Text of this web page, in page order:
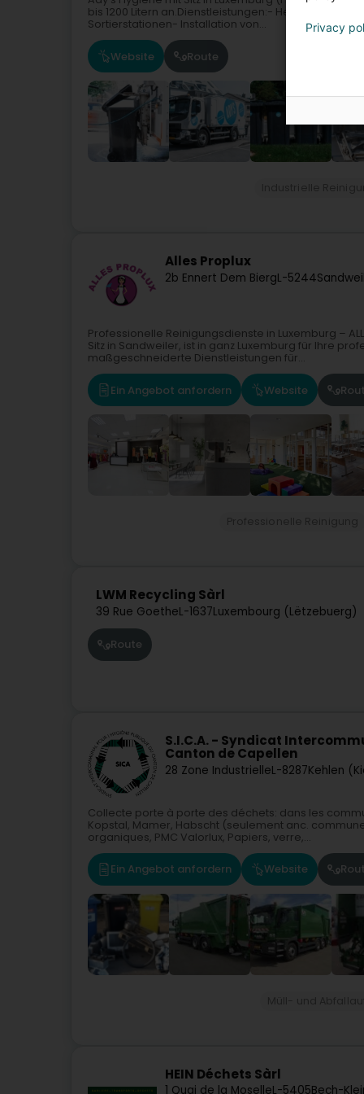
bis 1200 Litern an.Dienstleistungen:- Herausstellen
Sortierstationen- Installation von...
Website Route
Alles Proplux
2b Ennert Dem BiergL-5244
Professionelle Reinigungsdienste in Luxemburg –
Sitz in Sandweiler, ist in ganz Luxemburg für Ihre
maßgeschneiderte Dienstleistungen für...
Ein Angebot anfordern Website
LWM Recycling Sàrl
39 Rue GoetheL-1637Luxembourg (Lëtzebuerg)
Route
S.I.C.A. - Syndicat
Canton de Capellen
28 Zone IndustrielleL-8287Kehlen
Collecte porte à porte des déchets: dans les
Kopstal, Mamer, Habscht (seulement anc.
organiques, PMC Valorlux, Papiers, verre,...
Ein Angebot anfordern Website
HEIN Déchets Sàrl
1 Quai de la MoselleL-5405Bech-
Privacy